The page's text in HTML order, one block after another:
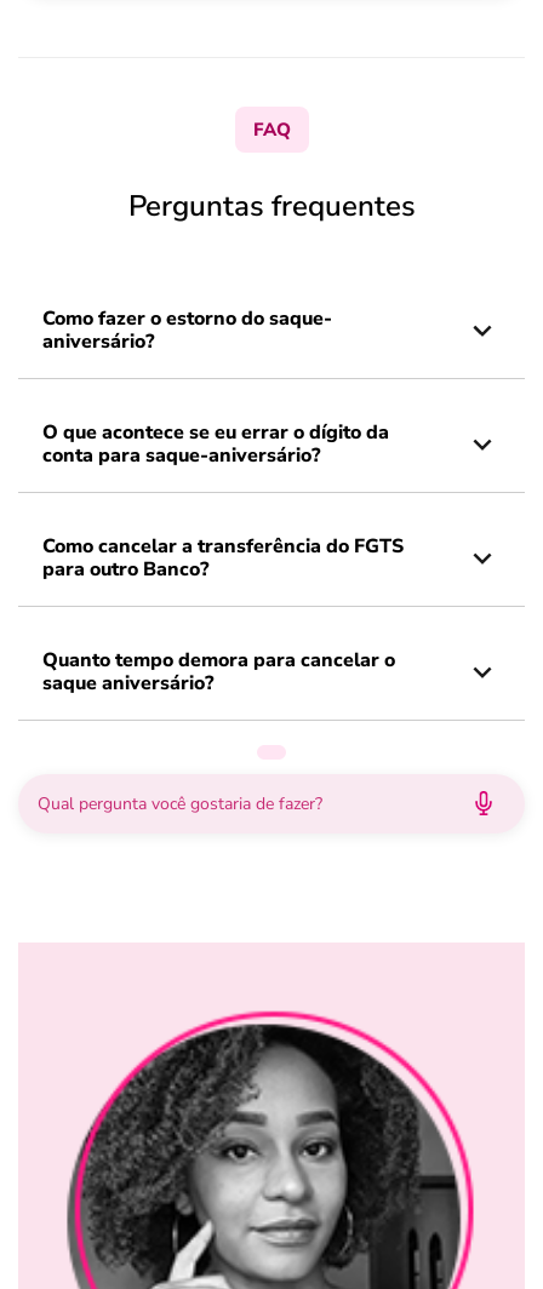
FAQ
Perguntas frequentes
Como fazer o estorno do saque-
aniversário?
O que acontece se eu errar o dígito da
conta para saque-aniversário?
Como cancelar a transferência do FGTS
para outro Banco?
Quanto tempo demora para cancelar o
saque aniversário?